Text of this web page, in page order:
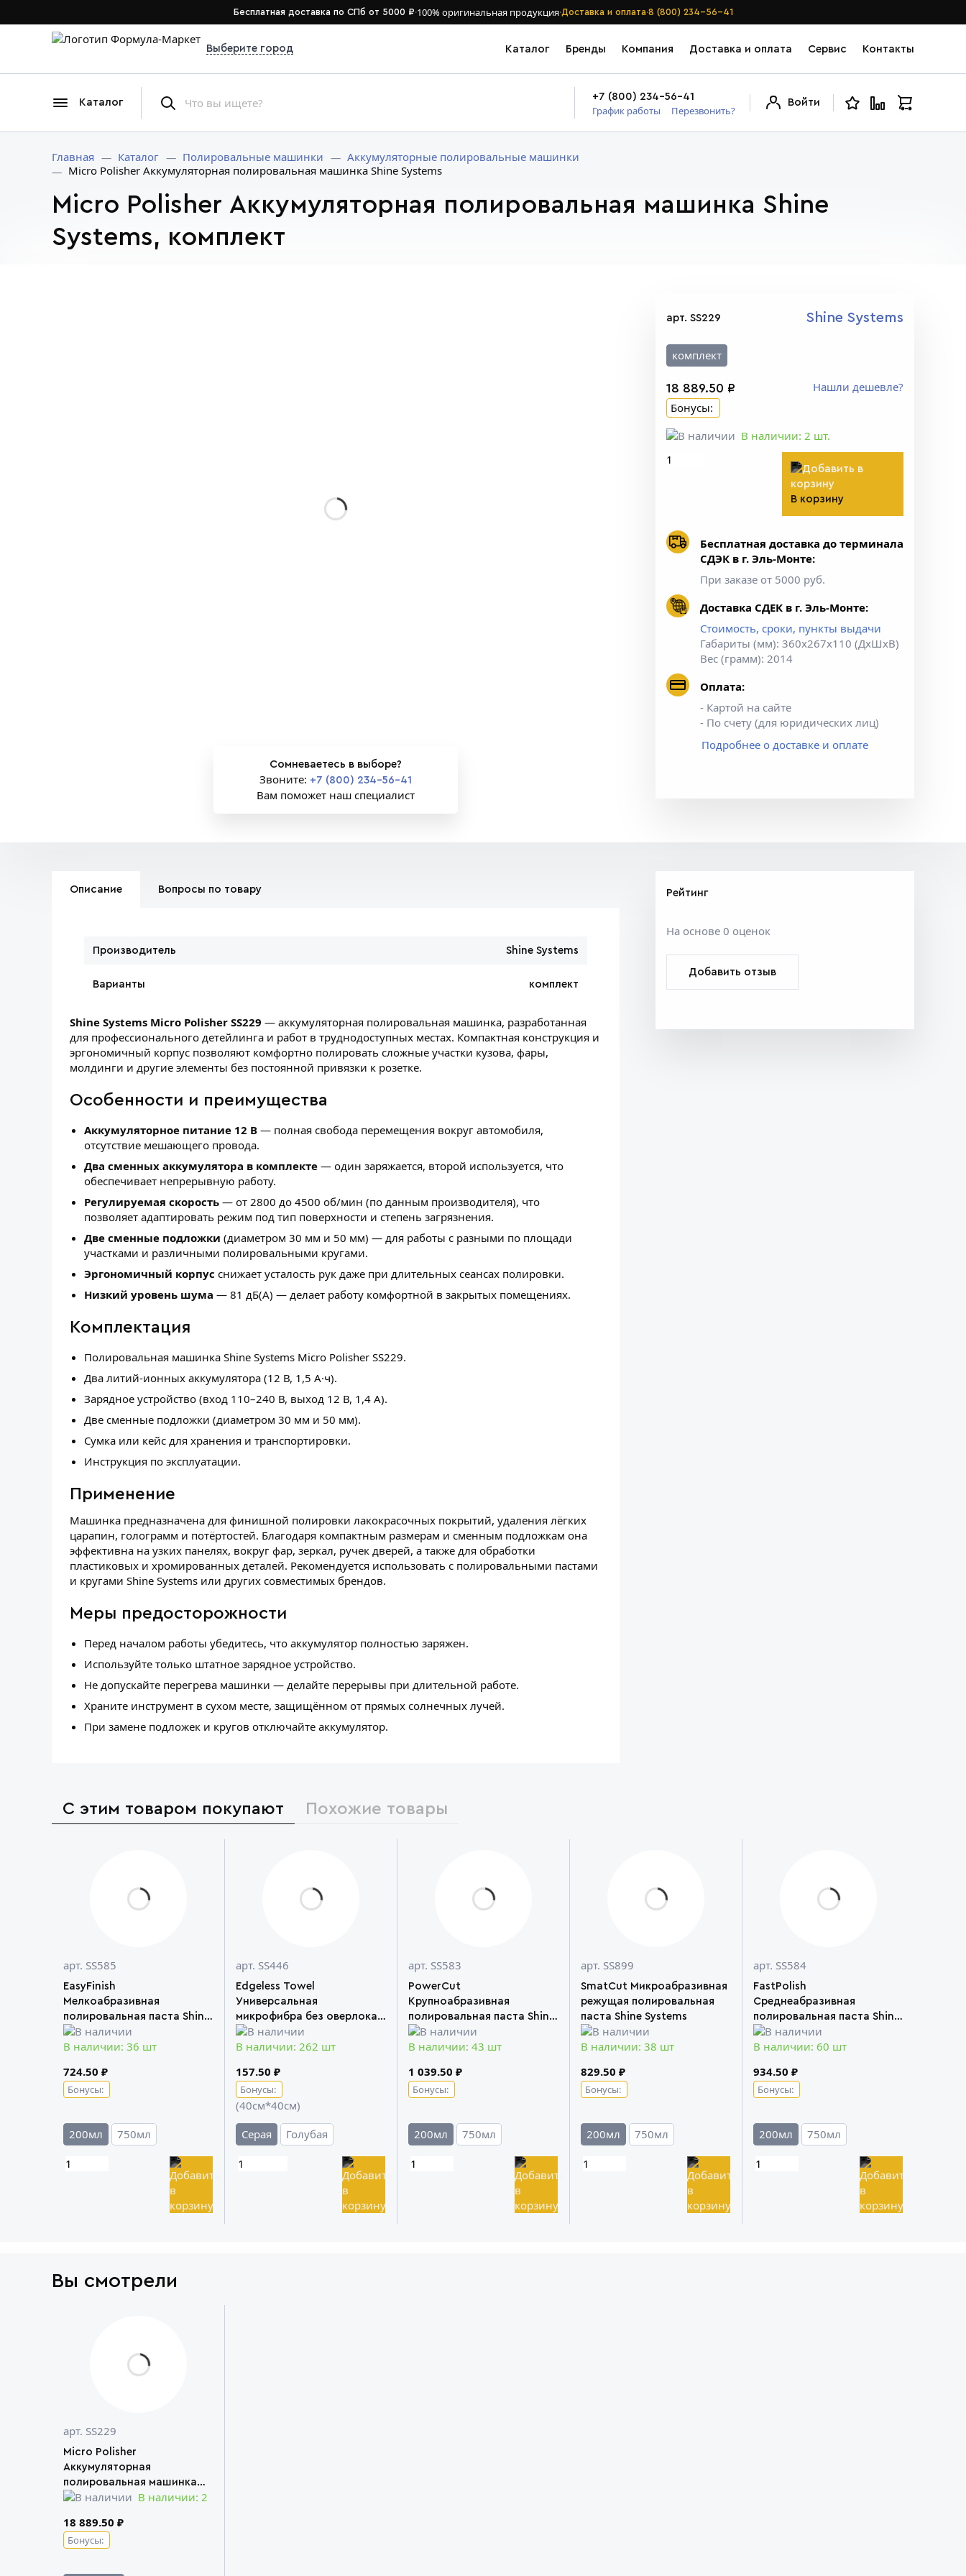
Бесплатная доставка по СПб от 5000 ₽·100% оригинальная продукция·Доставка и оплата·8 (800) 234-56-41
Выберите город Каталог Бренды Компания Доставка и оплата Сервис Контакты
Каталог
+7 (800) 234-56-41
График работы Перезвонить?
Войти
Главная Каталог Полировальные машинки
Аккумуляторные полировальные машинки
Miсro Polisher Аккумуляторная полировальная машинка Shine Systems
Miсro Polisher Аккумуляторная полировальная машинка Shine
Systems, комплект
Сомневаетесь в выборе?
Звоните: +7 (800) 234-56-41
Вам поможет наш специалист
арт. SS229 Shine Systems
комплект
18 889.50 ₽
Нашли дешевле?
Бонусы:
В наличии: 2 шт.
В корзину
Бесплатная доставка до терминала
СДЭК в г. Эль-Монте:
При заказе от 5000 руб.
Доставка СДЕК в г. Эль-Монте:
Стоимость, сроки, пункты выдачи
Габариты (мм): 360х267х110 (ДхШхВ)
Вес (грамм): 2014
Оплата:
- Картой на сайте
- По счету (для юридических лиц)
Подробнее о доставке и оплате
Описание Вопросы по товару
Производитель Shine Systems
Варианты комплект
Shine Systems Micro Polisher SS229 — аккумуляторная полировальная машинка, разработанная
для профессионального детейлинга и работ в труднодоступных местах. Компактная конструкция и
эргономичный корпус позволяют комфортно полировать сложные участки кузова, фары,
молдинги и другие элементы без постоянной привязки к розетке.
Особенности и преимущества
Аккумуляторное питание 12 В — полная свобода перемещения вокруг автомобиля,
отсутствие мешающего провода.
Два сменных аккумулятора в комплекте — один заряжается, второй используется, что
обеспечивает непрерывную работу.
Регулируемая скорость — от 2800 до 4500 об/мин (по данным производителя), что
позволяет адаптировать режим под тип поверхности и степень загрязнения.
Две сменные подложки (диаметром 30 мм и 50 мм) — для работы с разными по площади
участками и различными полировальными кругами.
Эргономичный корпус снижает усталость рук даже при длительных сеансах полировки.
Низкий уровень шума — 81 дБ(А) — делает работу комфортной в закрытых помещениях.
Комплектация
Полировальная машинка Shine Systems Micro Polisher SS229.
Два литий-ионных аккумулятора (12 В, 1,5 А·ч).
Зарядное устройство (вход 110–240 В, выход 12 В, 1,4 А).
Две сменные подложки (диаметром 30 мм и 50 мм).
Сумка или кейс для хранения и транспортировки.
Инструкция по эксплуатации.
Применение
Машинка предназначена для финишной полировки лакокрасочных покрытий, удаления лёгких
царапин, голограмм и потёртостей. Благодаря компактным размерам и сменным подложкам она
эффективна на узких панелях, вокруг фар, зеркал, ручек дверей, а также для обработки
пластиковых и хромированных деталей. Рекомендуется использовать с полировальными пастами
и кругами Shine Systems или других совместимых брендов.
Меры предосторожности
Перед началом работы убедитесь, что аккумулятор полностью заряжен.
Используйте только штатное зарядное устройство.
Не допускайте перегрева машинки — делайте перерывы при длительной работе.
Храните инструмент в сухом месте, защищённом от прямых солнечных лучей.
При замене подложек и кругов отключайте аккумулятор.
Рейтинг
На основе 0 оценок
Добавить отзыв
С этим товаром покупают Похожие товары
арт. SS585
EasyFinish
Мелкоабразивная
полировальная паста Shine
Systems
В наличии: 36 шт
724.50 ₽
Бонусы:
200мл 750мл
арт. SS446
Edgeless Towel
Универсальная
микрофибра без оверлока
Shine Systems
В наличии: 262 шт
157.50 ₽
Бонусы:
(40см*40см)
Серая
Голубая
арт. SS583
PowerCut
Крупноабразивная
полировальная паста Shine
Systems
В наличии: 43 шт
1 039.50 ₽
Бонусы:
200мл 750мл
арт. SS899
SmatCut Микроабразивная
режущая полировальная
паста Shine Systems
В наличии: 38 шт
829.50 ₽
Бонусы:
200мл 750мл
арт. SS584
FastPolish
Среднеабразивная
полировальная паста Shine
Systems
В наличии: 60 шт
934.50 ₽
Бонусы:
200мл 750мл
Вы смотрели
арт. SS229
Miсro Polisher
Аккумуляторная
полировальная машинка
Shine Systems
В наличии: 2
18 889.50 ₽
Бонусы: